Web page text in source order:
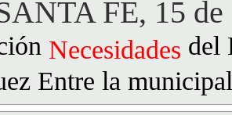
FE, 15
Necesidades del
Entre la